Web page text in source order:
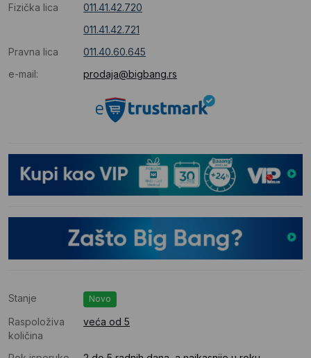
Fizička lica
011.41.42.720
011.41.42.721
Pravna lica
011.40.60.645
e-mail:
prodaja@bigbang.rs
Stanje Novo
Raspoloživa
količina
veća od 5